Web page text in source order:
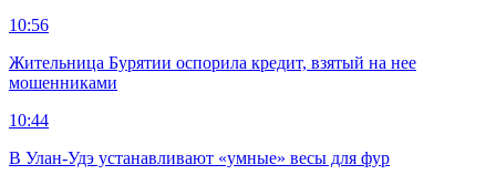
10:56
Жительница Бурятии оспорила кредит, взятый на нее
мошенниками
10:44
В Улан-Удэ устанавливают «умные» весы для фур